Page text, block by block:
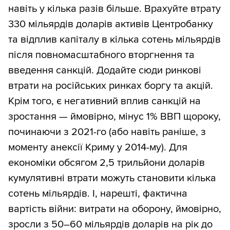
навіть у кілька разів більше. Врахуйте втрату
330 мільярдів доларів активів Центробанку
та відплив капіталу в кілька сотень мільярдів
після повномасштабного вторгнення та
введення санкцій. Додайте сюди ринкові
втрати на російських ринках боргу та акцій.
Крім того, є негативний вплив санкцій на
зростання — ймовірно, мінус 1% ВВП щороку,
починаючи з 2021-го (або навіть раніше, з
моменту анексії Криму у 2014-му). Для
економіки обсягом 2,5 трильйони доларів
кумулятивні втрати можуть становити кілька
сотень мільярдів. І, нарешті, фактична
вартість війни: витрати на оборону, ймовірно,
зросли з 50–60 мільярдів доларів на рік до